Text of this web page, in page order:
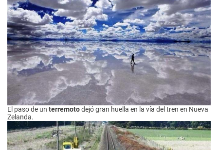
El paso de un terremotodejó gran huella en la vía del tren en Nueva
Zelanda.